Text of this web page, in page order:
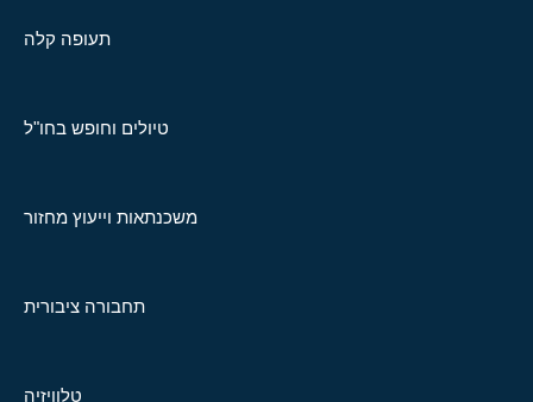
תעופה קלה
טיולים וחופש בחו"ל
משכנתאות וייעוץ מחזור
תחבורה ציבורית
טלוויזיה